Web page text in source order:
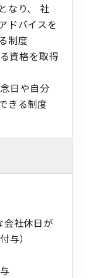
なり、 社
ドバイスを
制度
資格を取得
日や自分
きる制度
社休日が
与）